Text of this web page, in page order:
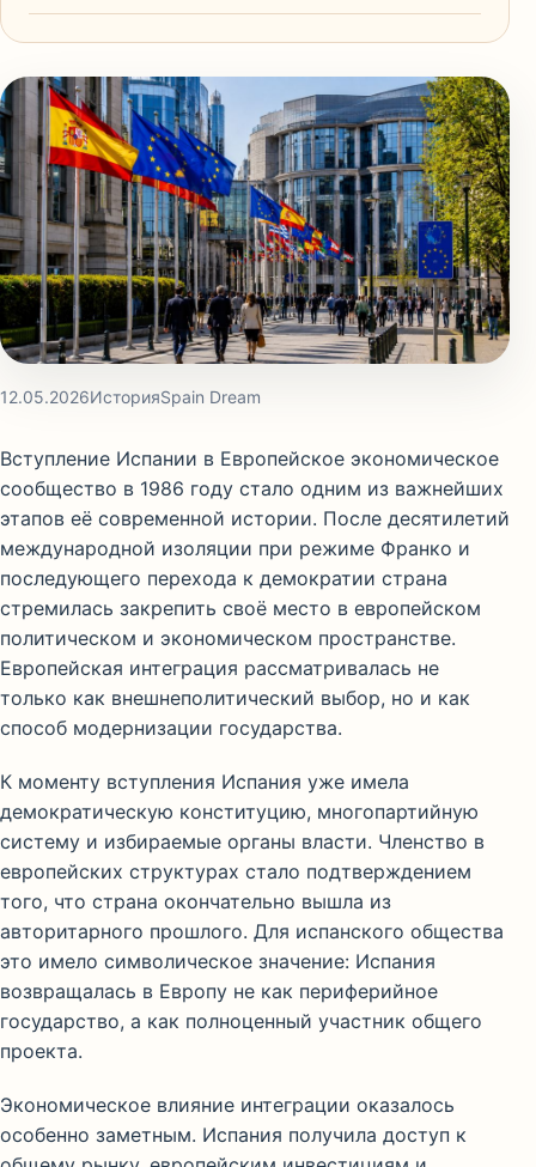
12.05.2026ИсторияSpain Dream
Вступление Испании в Европейское экономическое
сообщество в 1986 году стало одним из важнейших
этапов её современной истории. После десятилетий
международной изоляции при режиме Франко и
последующего перехода к демократии страна
стремилась закрепить своё место в европейском
политическом и экономическом пространстве.
Европейская интеграция рассматривалась не
только как внешнеполитический выбор, но и как
способ модернизации государства.
К моменту вступления Испания уже имела
демократическую конституцию, многопартийную
систему и избираемые органы власти. Членство в
европейских структурах стало подтверждением
того, что страна окончательно вышла из
авторитарного прошлого. Для испанского общества
это имело символическое значение: Испания
возвращалась в Европу не как периферийное
государство, а как полноценный участник общего
проекта.
Экономическое влияние интеграции оказалось
особенно заметным. Испания получила доступ к